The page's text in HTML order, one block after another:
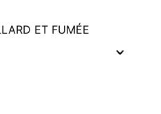
ET FUMÉE